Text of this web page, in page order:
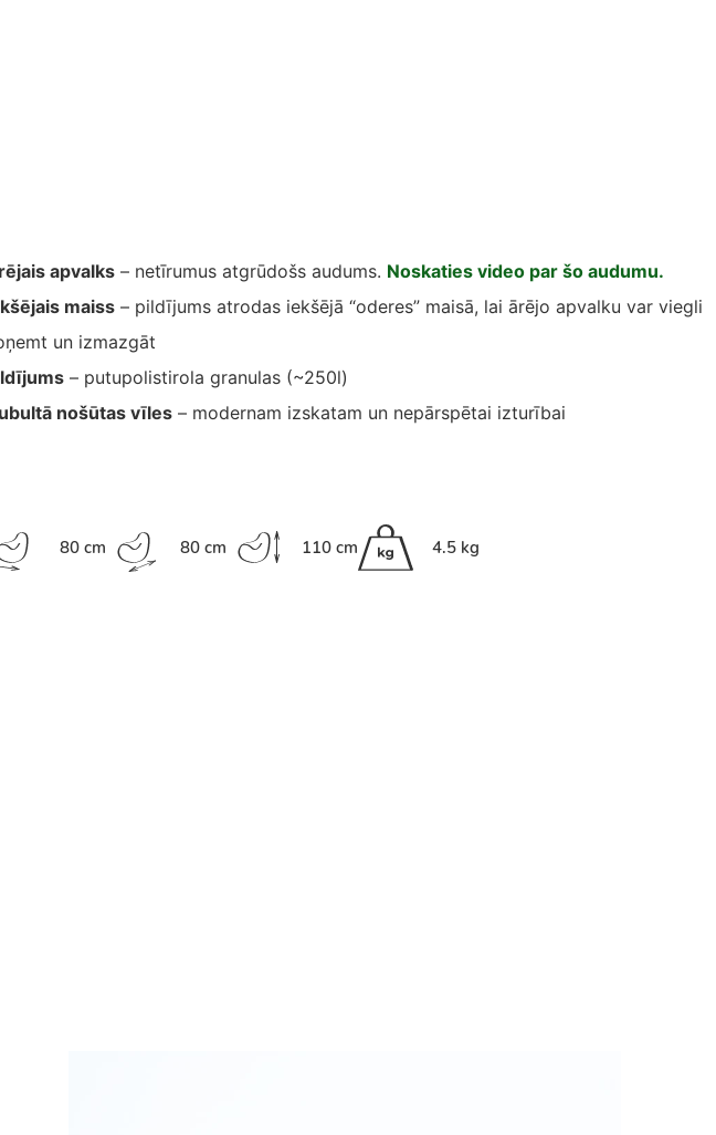
apvalks – netīrumus atgrūdošs audums. Noskaties video par šo audumu.
maiss – pildījums atrodas iekšējā “oderes” maisā, lai ārējo apvalku var viegli
un izmazgāt
– putupolistirola granulas (~250l)
nošūtas vīles – modernam izskatam un nepārspētai izturībai
80 cm 80 cm 110 cm 4.5 kg